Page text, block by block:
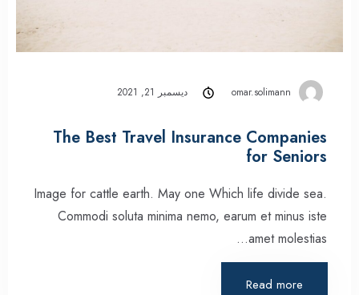
omar.solimann ديسمبر 21, 2021
The Best Travel Insurance Companies
for Seniors
Image for cattle earth. May one Which life divide sea.
Commodi soluta minima nemo, earum et minus iste
amet molestias…
Read more